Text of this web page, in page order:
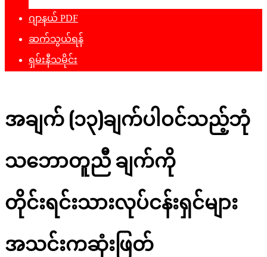
ဂျာနယ် PDF
ဆက်သွယ်ရန်
ရှမ်းနီသမိုင်း
အချက် (၁၃)ချက်ပါဝင်သည့်ဘုံ
သဘောတူညီ ချက်ကို
တိုင်းရင်းသားလုပ်ငန်းရှင်များ
အသင်းကဆုံးဖြတ်